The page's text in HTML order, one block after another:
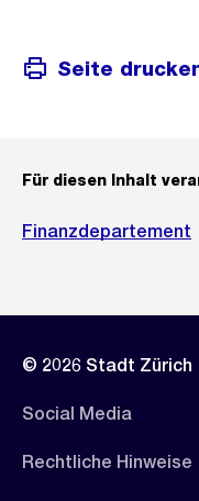
Seite
Für diesen Inhalt
Finanzdepartement
© 2026 Stadt Zürich
Social Media
Rechtliche Hinweise